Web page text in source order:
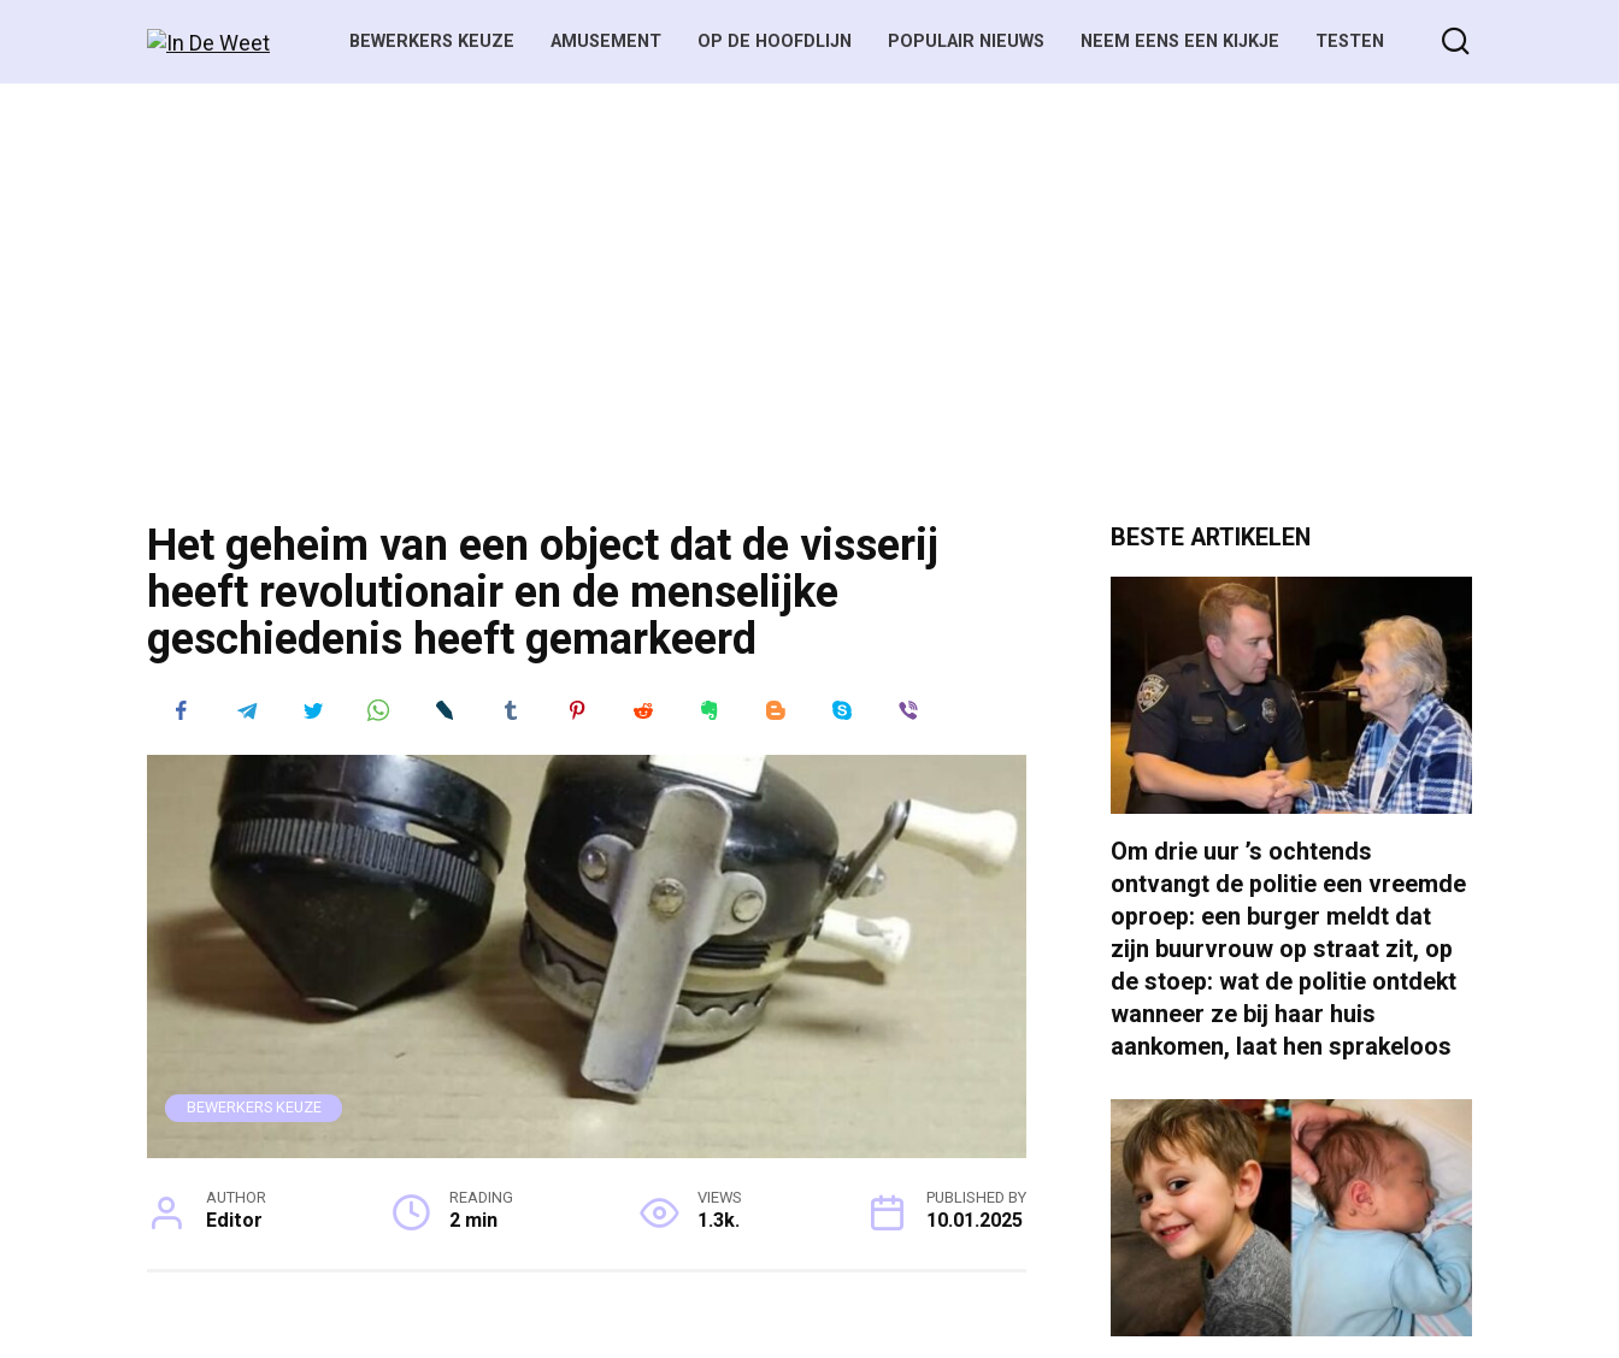
BEWERKERS KEUZE AMUSEMENT OP DE HOOFDLIJN POPULAIR NIEUWS NEEM EENS EEN KIJKJE TESTEN
Het geheim van een object dat de visserij
heeft revolutionair en de menselijke
geschiedenis heeft gemarkeerd
BEWERKERS KEUZE
AUTHOR
Editor
READING
2 min
VIEWS
1.3k.
PUBLISHED BY
10.01.2025
BESTE ARTIKELEN
Om drie uur ’s ochtends
ontvangt de politie een vreemde
oproep: een burger meldt dat
zijn buurvrouw op straat zit, op
de stoep: wat de politie ontdekt
wanneer ze bij haar huis
aankomen, laat hen sprakeloos